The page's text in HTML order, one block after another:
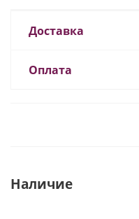
Доставка
Оплата
Наличие